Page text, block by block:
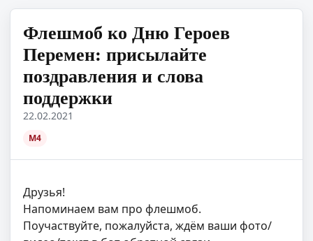
Флешмоб ко Дню Героев
Перемен: присылайте
поздравления и слова
поддержки
22.02.2021
M4
Друзья!
Напоминаем вам про флешмоб.
Поучаствуйте, пожалуйста, ждём ваши фото/